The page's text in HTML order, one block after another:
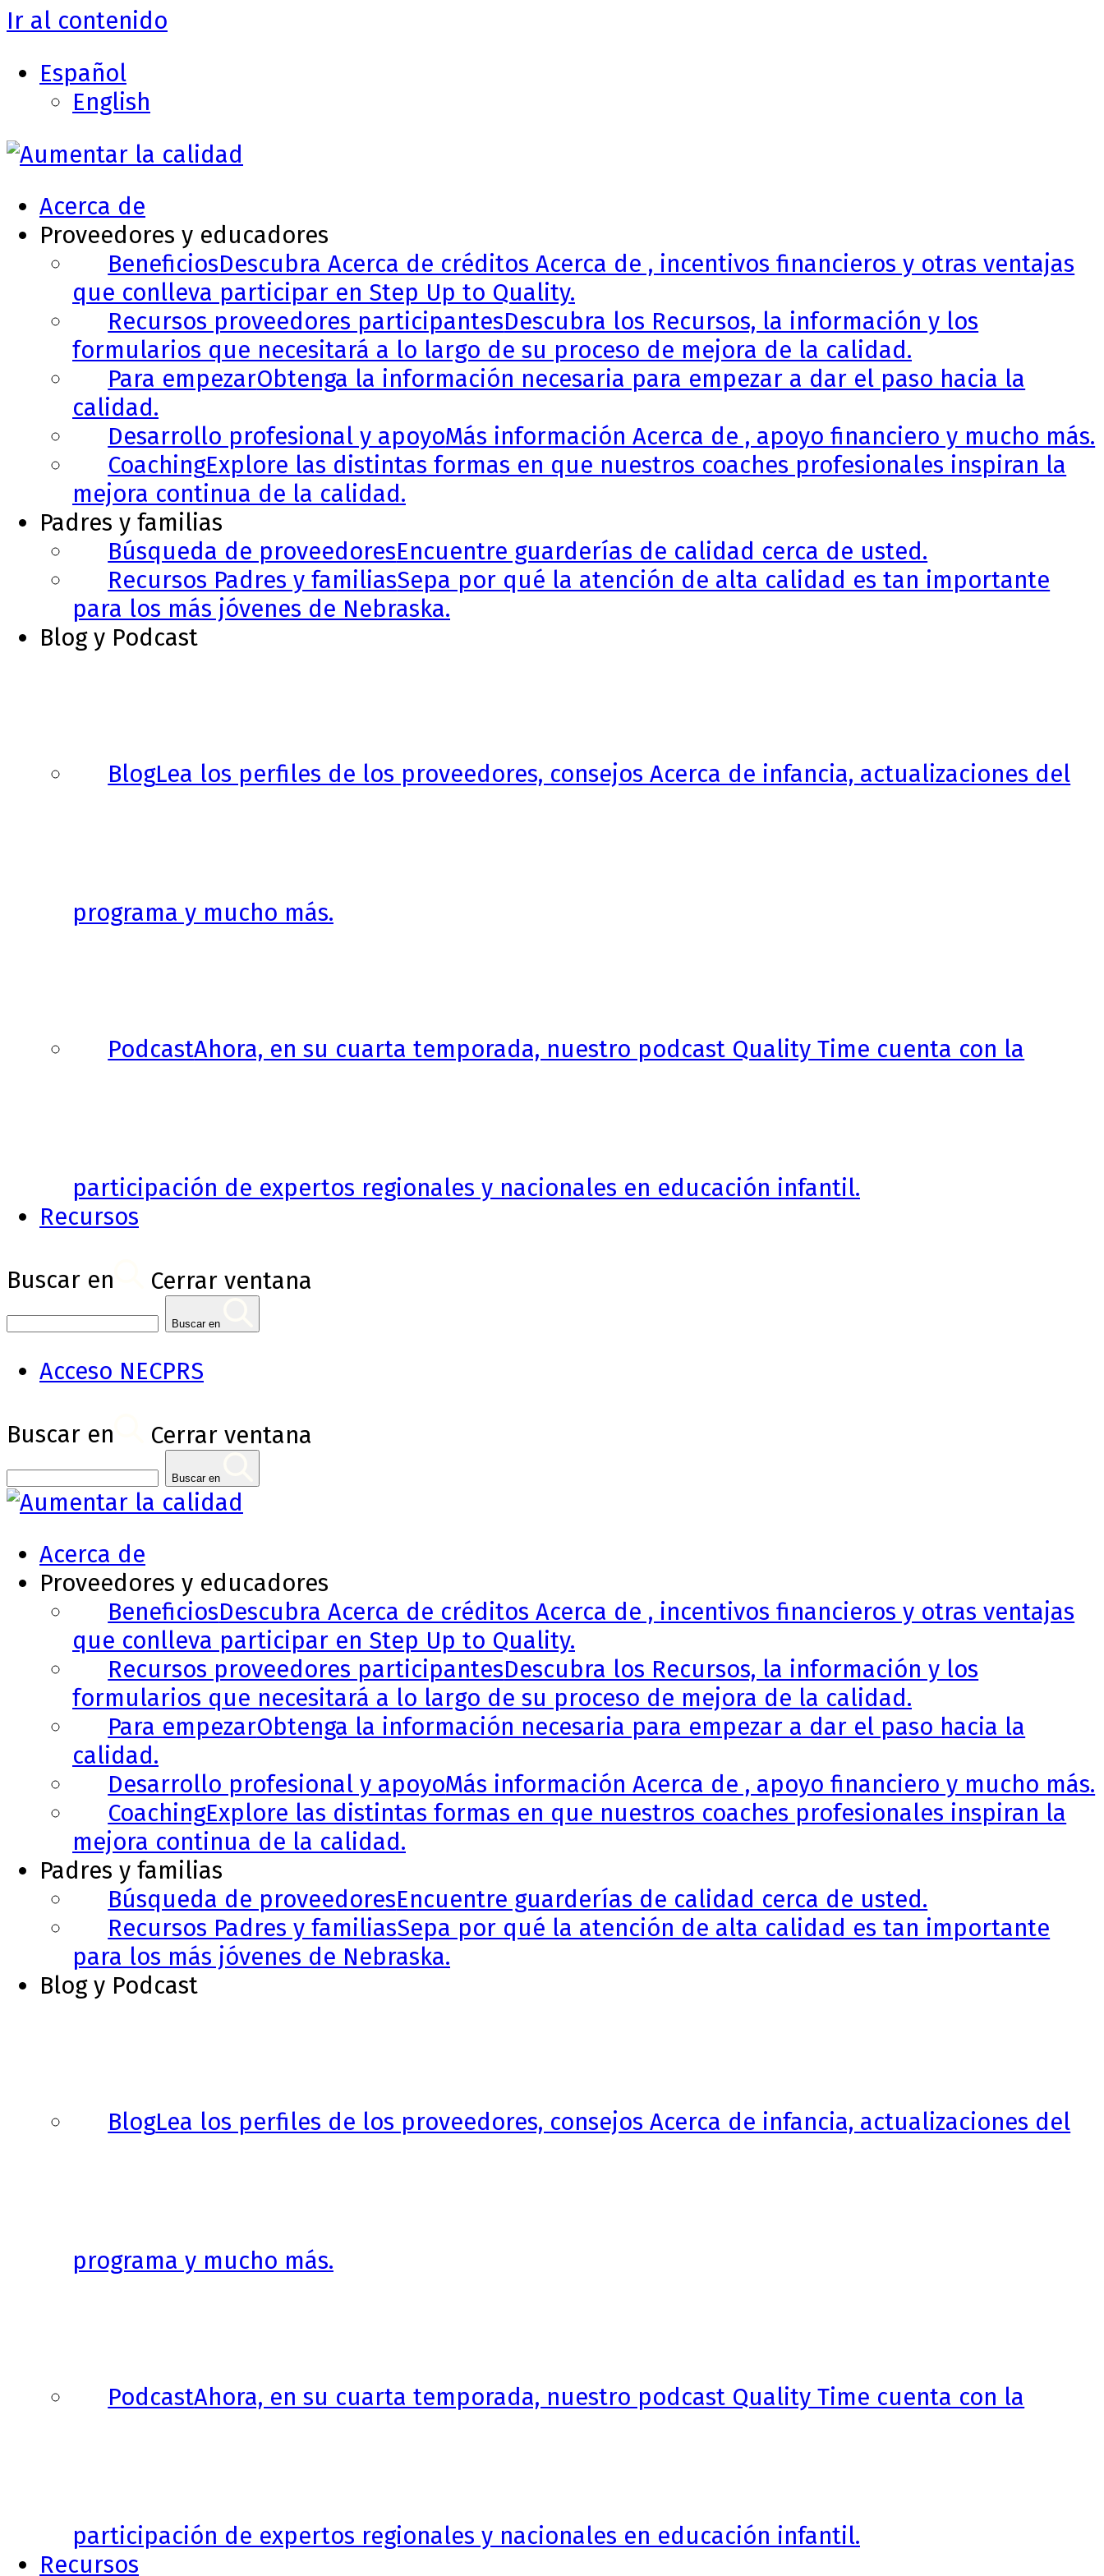
Ir al contenido
Español
English
Acerca de
Proveedores y educadores
BeneficiosDescubra Acerca de créditos Acerca de , incentivos financieros y otras ventajas
que conlleva participar en Step Up to Quality.
Recursos proveedores participantesDescubra los Recursos, la información y los
formularios que necesitará a lo largo de su proceso de mejora de la calidad.
Para empezarObtenga la información necesaria para empezar a dar el paso hacia la
calidad.
Desarrollo profesional y apoyoMás información Acerca de , apoyo financiero y mucho más.
CoachingExplore las distintas formas en que nuestros coaches profesionales inspiran la
mejora continua de la calidad.
Padres y familias
Búsqueda de proveedoresEncuentre guarderías de calidad cerca de usted.
Recursos Padres y familiasSepa por qué la atención de alta calidad es tan importante
para los más jóvenes de Nebraska.
Blog y Podcast
BlogLea los perfiles de los proveedores, consejos Acerca de infancia, actualizaciones del
programa y mucho más.
PodcastAhora, en su cuarta temporada, nuestro podcast Quality Time cuenta con la
participación de expertos regionales y nacionales en educación infantil.
Recursos
Buscar en Cerrar ventana
Buscar en
Acceso NECPRS
Buscar en Cerrar ventana
Buscar en
Acerca de
Proveedores y educadores
BeneficiosDescubra Acerca de créditos Acerca de , incentivos financieros y otras ventajas
que conlleva participar en Step Up to Quality.
Recursos proveedores participantesDescubra los Recursos, la información y los
formularios que necesitará a lo largo de su proceso de mejora de la calidad.
Para empezarObtenga la información necesaria para empezar a dar el paso hacia la
calidad.
Desarrollo profesional y apoyoMás información Acerca de , apoyo financiero y mucho más.
CoachingExplore las distintas formas en que nuestros coaches profesionales inspiran la
mejora continua de la calidad.
Padres y familias
Búsqueda de proveedoresEncuentre guarderías de calidad cerca de usted.
Recursos Padres y familiasSepa por qué la atención de alta calidad es tan importante
para los más jóvenes de Nebraska.
Blog y Podcast
BlogLea los perfiles de los proveedores, consejos Acerca de infancia, actualizaciones del
programa y mucho más.
PodcastAhora, en su cuarta temporada, nuestro podcast Quality Time cuenta con la
participación de expertos regionales y nacionales en educación infantil.
Recursos